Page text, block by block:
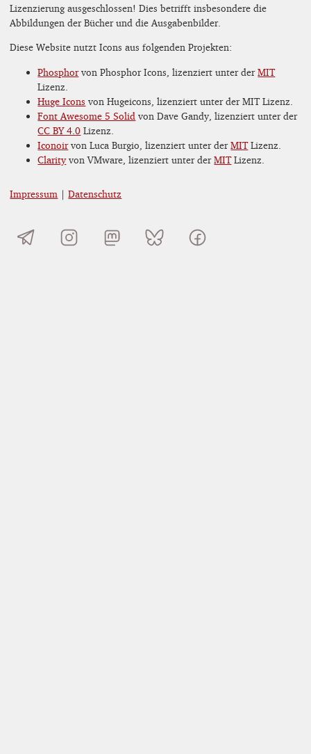
Lizenzierung ausgeschlossen! Dies betrifft insbesondere die
Abbildungen der Bücher und die Ausgabenbilder.
Diese Website nutzt Icons aus folgenden Projekten:
Phosphorvon Phosphor Icons, lizenziert unter derMIT
Lizenz.
Huge Icons von Hugeicons, lizenziert unter der MIT Lizenz.
Font Awesome 5 Solid von Dave Gandy, lizenziert unter der
CC BY 4.0 Lizenz.
Iconoirvon Luca Burgio, lizenziert unter derMITLizenz.
Clarityvon VMware, lizenziert unter derMITLizenz.
Impressum |Datenschutz